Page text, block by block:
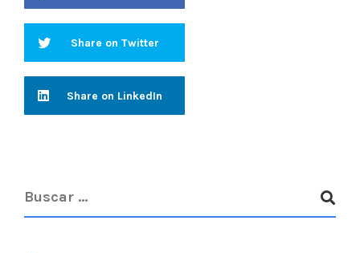
Share on Twitter
Share on LinkedIn